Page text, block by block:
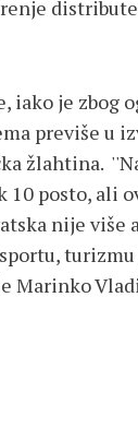
iako je zbog
previše u
žlahtina.
10 posto, ali
nije više
Marinko